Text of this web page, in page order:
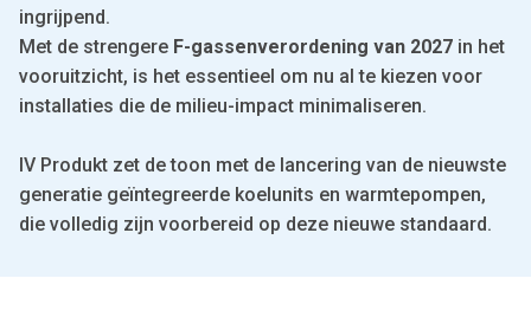
ingrijpend.
Met de strengere F-gassenverordening van 2027 in het
vooruitzicht, is het essentieel om nu al te kiezen voor
installaties die de milieu-impact minimaliseren.
IV Produkt zet de toon met de lancering van de nieuwste
generatie geïntegreerde koelunits en warmtepompen,
die volledig zijn voorbereid op deze nieuwe standaard.